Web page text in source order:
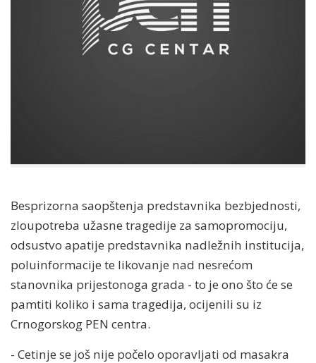
Besprizorna saopštenja predstavnika bezbjednosti,
zloupotreba užasne tragedije za samopromociju,
odsustvo apatije predstavnika nadležnih institucija,
poluinformacije te likovanje nad nesrećom
stanovnika prijestonoga grada - to je ono što će se
pamtiti koliko i sama tragedija, ocijenili su iz
Crnogorskog PEN centra.
- Cetinje se još nije počelo oporavljati od masakra